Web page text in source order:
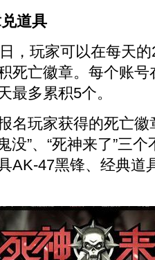
道具
玩家可以在每天的
死亡徽章。每个账
最多累积5个。
玩家获得的死亡徽
没”、“死神来了”三
AK-47黑锋、经典道